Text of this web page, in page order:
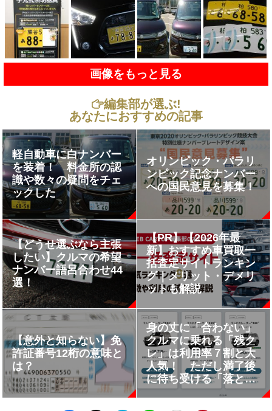
画像をもっと見る
編集部が選ぶ!
あなたにおすすめの記事
軽自動車に白ナンバー
を装着！ 料金所の認
識や数々の疑問をチェ
ックした
オリンピック・パラリ
ンピック記念ナンバー
への国民意見を募集！
【どうせ選ぶなら主張
したい】クルマの希望
ナンバー語呂合わせ44
選！
【PR】【2026年最
新】おすすめ車買取一
括査定サイトランキン
グ｜メリット・デメリ
ットも解説
【意外と知らない】免
許証番号12桁の意味と
は？
身の丈に「合わない」
クルマに乗れる「残ク
レ」は利用率７割と大
人気！ ただし満了後
に待ち受ける「落とし
穴」を経験者が語る